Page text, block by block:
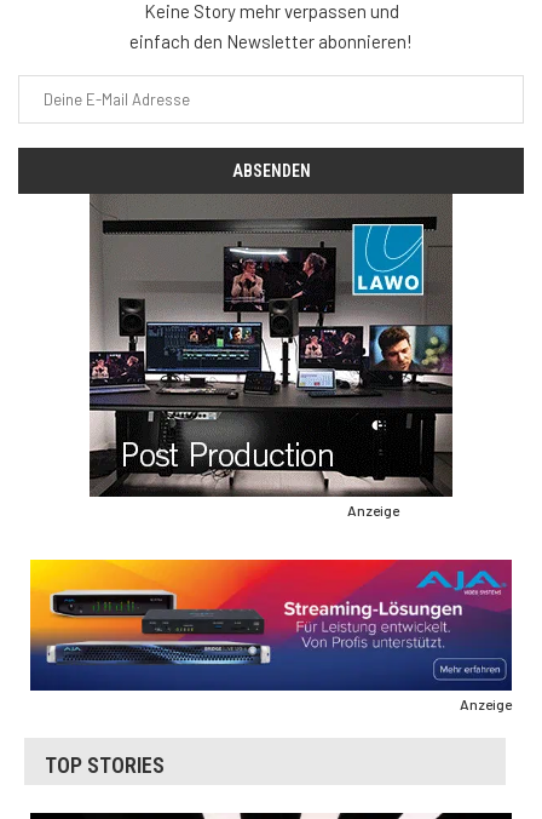
Keine Story mehr verpassen und
einfach den Newsletter abonnieren!
Anzeige
Anzeige
TOP STORIES